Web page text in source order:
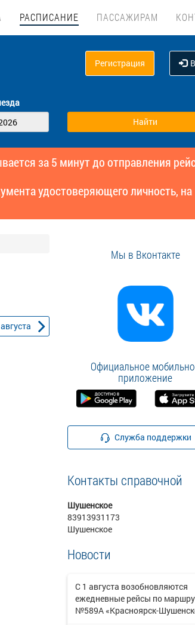
РАСПИСАНИЕ ПАССАЖИРАМ
Регистрация
за 5 минут до отправления
удостоверяющего личность, на
августа
Мы в Вконтакте
Официальное
приложение
Служба поддержки
Контакты справочной
Шушенское
83913931173
Шушенское
Новости
С 1 августа возобновляются
ежедневные рейсы по
№589А «Красноярск-